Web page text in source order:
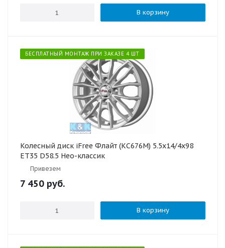
В корзину
БЕСПЛАТНЫЙ МОНТАЖ ПРИ ЗАКАЗЕ 4 ШТ
Колесный диск iFree Флайт (КС676М) 5.5x14/4x98
ET35 D58.5 Нео-классик
Привезем
7 450 руб.
В корзину